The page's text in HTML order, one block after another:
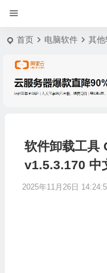
首页 电脑软件 其
软件卸载工
v1.5.3.170 中
2025年11月26日